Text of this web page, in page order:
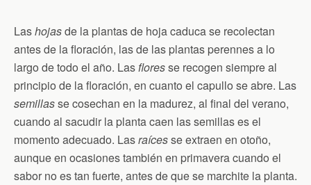
Lashojasde la plantas de hoja caduca se recolectan
antes de la floración, las de las plantas perennes a lo
largo de todo el año. Lasfloresse recogen siempre al
principio de la floración, en cuanto el capullo se abre. Las
semillasse cosechan en la madurez, al final del verano,
cuando al sacudir la planta caen las semillas es el
momento adecuado. Lasraícesse extraen en otoño,
aunque en ocasiones también en primavera cuando el
sabor no es tan fuerte, antes de que se marchite la planta.